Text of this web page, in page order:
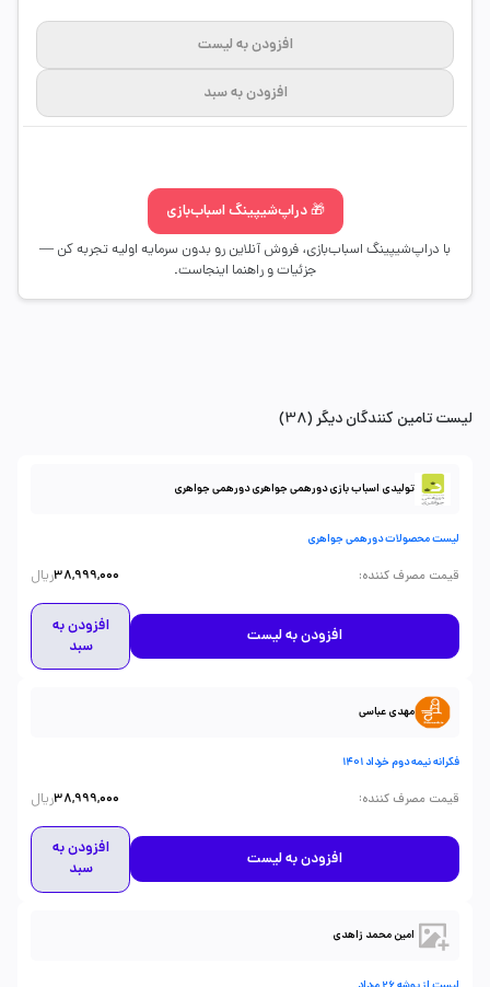
افزودن به لیست
افزودن به سبد
🎁 دراپ‌شیپینگ اسباب‌بازی
با دراپ‌شیپینگ اسباب‌بازی، فروش آنلاین رو بدون سرمایه اولیه تجربه کن —
جزئیات و راهنما اینجاست.
لیست تامین کنندگان دیگر (38)
تولیدی اسباب بازی دورهمی جواهری دورهمی جواهری
لیست محصولات دورهمی جواهری
قیمت مصرف کننده:
38,999,000ریال
افزودن به لیست
افزودن به
سبد
مهدی عباسی
فکرانه نیمه دوم خرداد 1401
قیمت مصرف کننده:
38,999,000ریال
افزودن به لیست
افزودن به
سبد
امین محمد زاهدی